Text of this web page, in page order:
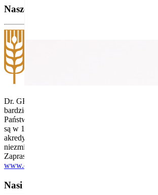
Nasze marki:
Dr. GF został stworzony w trosce o ludzi
bardziej szerzącą się nietolerancją na gluten.
Państwu wysokiej jakości linię produktów
są w 100% bezpieczne - potwierdzają to
akredytowanym laboratorium, co gwarantuje
niezmiennego, wysokiego poziomu jakości
Zapraszamy do odwiedzin naszej strony
www.drgf.com.pl
Nasi Partnerzy: